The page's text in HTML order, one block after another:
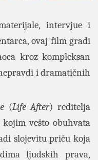
intervjue i
ovaj film gradi
kroz kompleksan
i dramatičnih
(Life After) reditelja
vešto obuhvata
slojevitu priču koja
ljudskih prava,